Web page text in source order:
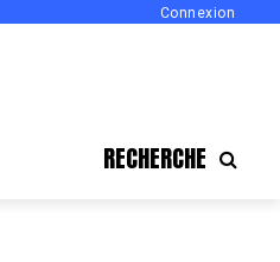
Connexion
RECHERCHE